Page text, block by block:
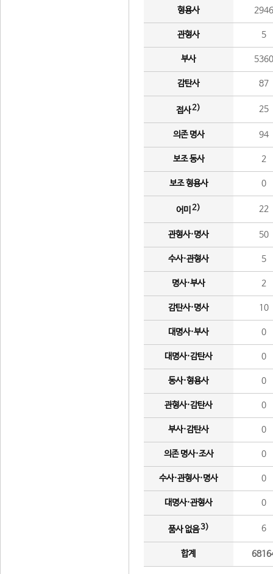
형용사 2946
관형사 5
부사 5360
감탄사 87
접사2) 25
의존 명사 94
보조 동사 2
보조 형용사 0
어미 2) 22
관형사·명사 50
수사·관형사 5
명사·부사 2
감탄사·명사 10
대명사·부사 0
대명사·감탄사 0
동사·형용사 0
관형사·감탄사 0
부사·감탄사 0
의존 명사·조사 0
수사·관형사·명사 0
대명사·관형사 0
품사 없음3) 6
합계